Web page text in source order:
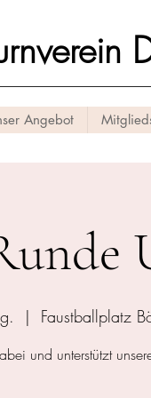
Angebot
  |
Faustballplatz
und unterstützt